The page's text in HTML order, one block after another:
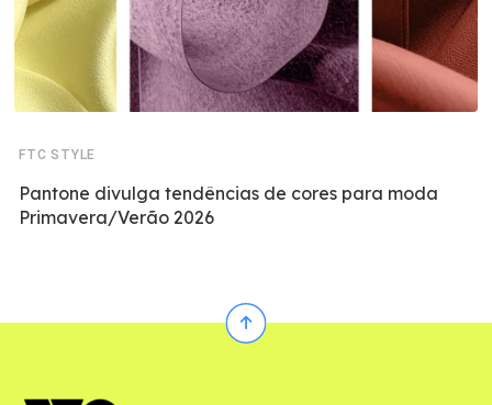
FTC STYLE
Pantone divulga tendências de cores para moda
Primavera/Verão 2026